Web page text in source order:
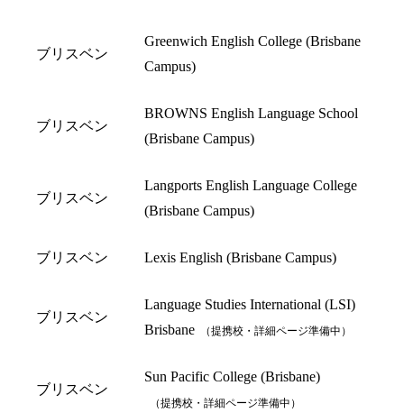
ブリスベン
Greenwich English College (Brisbane
Campus)
ブリスベン
BROWNS English Language School
(Brisbane Campus)
ブリスベン
Langports English Language College
(Brisbane Campus)
ブリスベン Lexis English (Brisbane Campus)
ブリスベン
Language Studies International (LSI)
Brisbane
（提携校・詳細ページ準備中）
ブリスベン
Sun Pacific College (Brisbane)
（提携校・詳細ページ準備中）